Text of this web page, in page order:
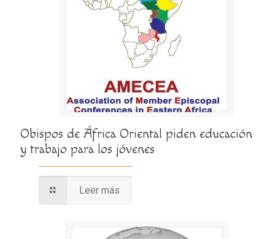
Obispos de África Oriental piden educación
y trabajo para los jóvenes
Leer más